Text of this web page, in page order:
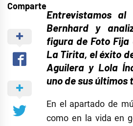
Comparte
Entrevistamos al
Bernhard y
figura de Foto
La Tirita, el éxito
Aguilera y Lola
uno de sus últimos
En el apartado de
como en la vida en